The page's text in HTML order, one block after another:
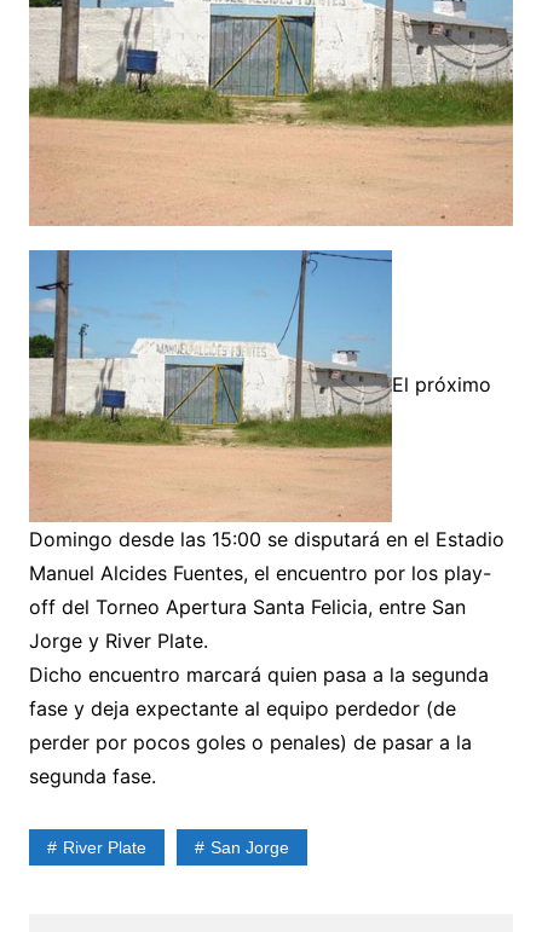
El próximo
Domingo desde las 15:00 se disputará en el Estadio
Manuel Alcides Fuentes, el encuentro por los play-
off del Torneo Apertura Santa Felicia, entre San
Jorge y River Plate.
Dicho encuentro marcará quien pasa a la segunda
fase y deja expectante al equipo perdedor (de
perder por pocos goles o penales) de pasar a la
segunda fase.
River Plate San Jorge